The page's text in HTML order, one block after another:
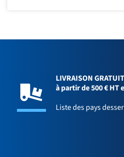
LIVRAISON
à partir de 500 € HT
Liste des pays